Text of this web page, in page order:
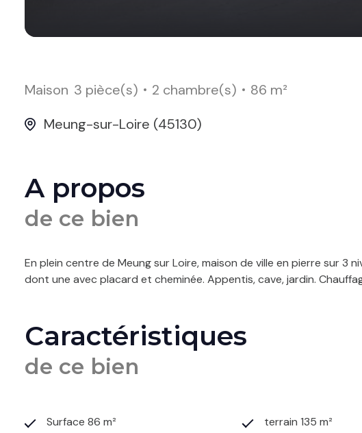
Maison 3 pièce(s) 2 chambre(s)
86 m²
Meung-sur-Loire (45130)
A propos
de ce bien
En plein centre de Meung sur Loire, maison de ville en pierre sur 3
dont une avec placard et cheminée. Appentis, cave, jardin.
Caractéristiques
de ce bien
Surface 86 m² terrain 135 m²